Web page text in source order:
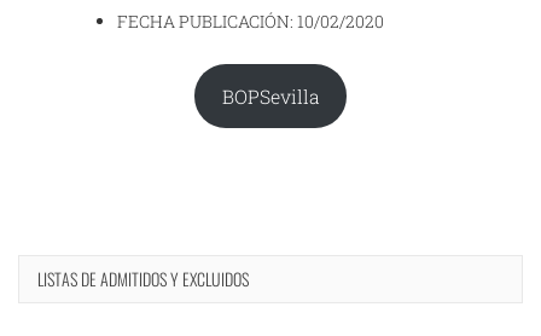
FECHA PUBLICACIÓN: 10/02/2020
BOPSevilla
LISTAS DE ADMITIDOS Y EXCLUIDOS